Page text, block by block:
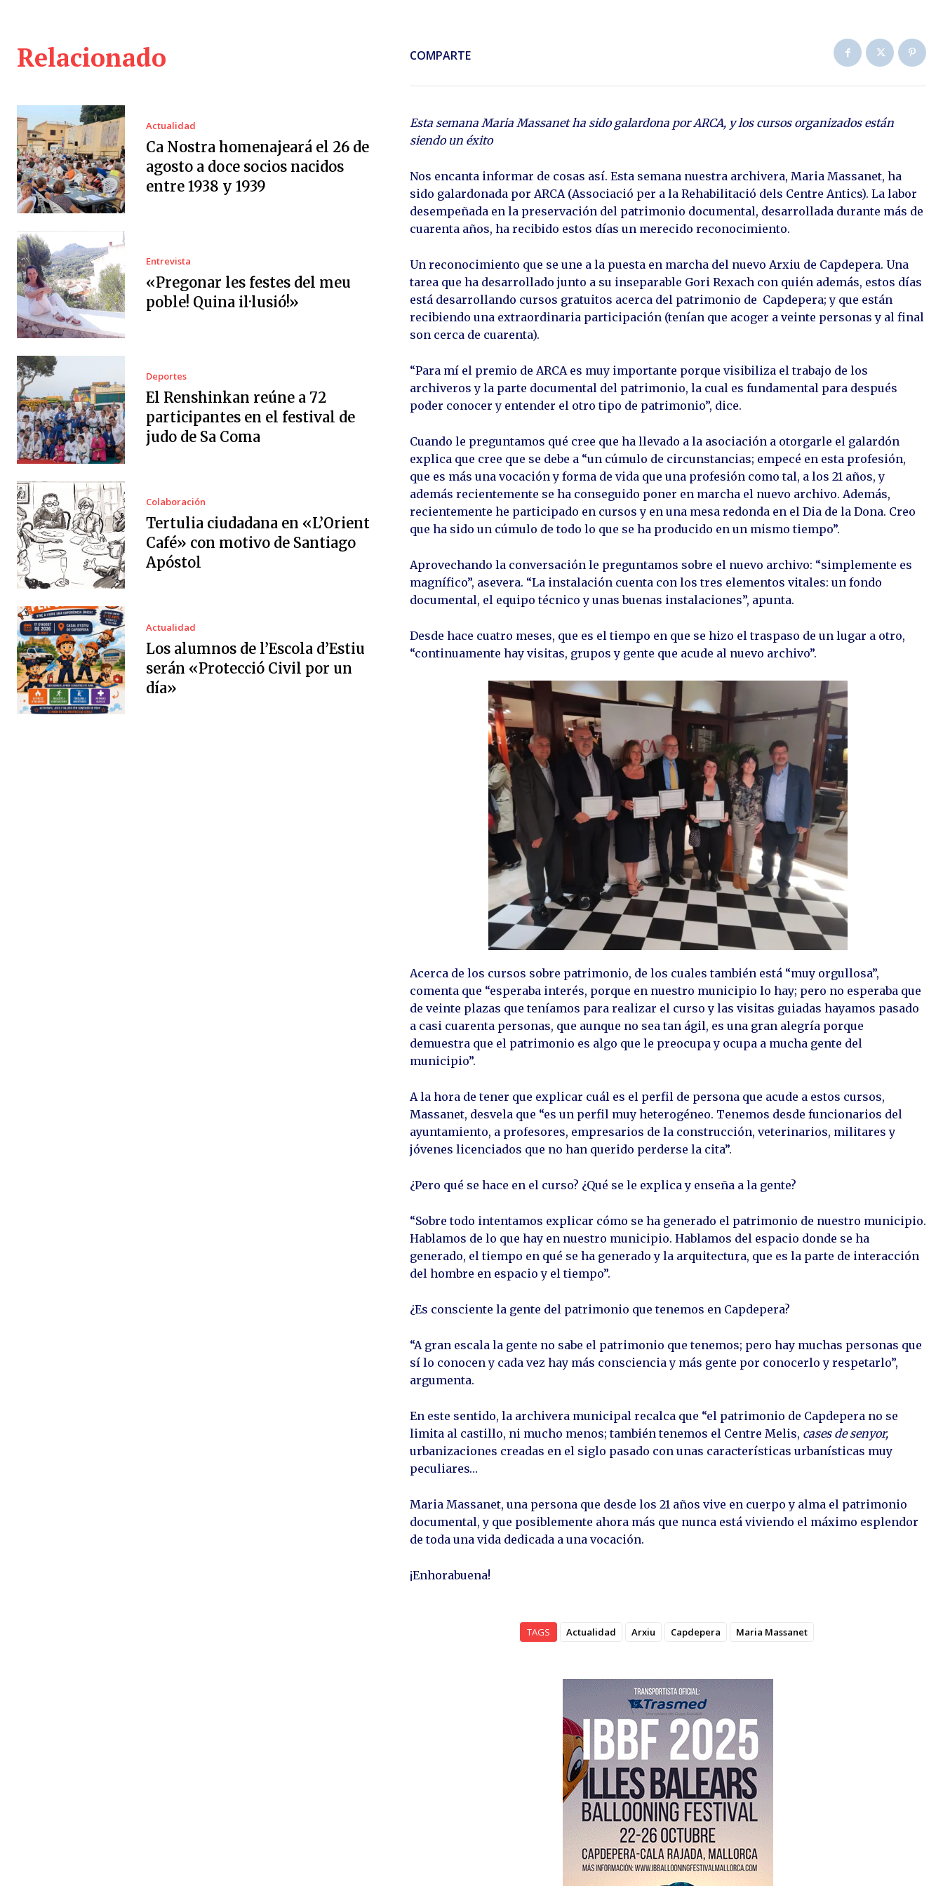
Relacionado
Actualidad
Ca Nostra homenajeará el 26 de
agosto a doce socios nacidos
entre 1938 y 1939
Entrevista
«Pregonar les festes del meu
poble! Quina il·lusió!»
Deportes
El Renshinkan reúne a 72
participantes en el festival de
judo de Sa Coma
Colaboración
Tertulia ciudadana en «L’Orient
Café» con motivo de Santiago
Apóstol
Actualidad
Los alumnos de l’Escola d’Estiu
serán «Protecció Civil por un
día»
COMPARTE
Esta semana Maria Massanet ha sido galardona por ARCA, y los cursos organizados están
siendo un éxito
Nos encanta informar de cosas así. Esta semana nuestra archivera, Maria Massanet, ha
sido galardonada por ARCA (Associació per a la Rehabilitació dels Centre Antics). La labor
desempeñada en la preservación del patrimonio documental, desarrollada durante más de
cuarenta años, ha recibido estos días un merecido reconocimiento.
Un reconocimiento que se une a la puesta en marcha del nuevo Arxiu de Capdepera. Una
tarea que ha desarrollado junto a su inseparable Gori Rexach con quién además, estos días
está desarrollando cursos gratuitos acerca del patrimonio de Capdepera; y que están
recibiendo una extraordinaria participación (tenían que acoger a veinte personas y al final
son cerca de cuarenta).
“Para mí el premio de ARCA es muy importante porque visibiliza el trabajo de los
archiveros y la parte documental del patrimonio, la cual es fundamental para después
poder conocer y entender el otro tipo de patrimonio”, dice.
Cuando le preguntamos qué cree que ha llevado a la asociación a otorgarle el galardón
explica que cree que se debe a “un cúmulo de circunstancias; empecé en esta profesión,
que es más una vocación y forma de vida que una profesión como tal, a los 21 años, y
además recientemente se ha conseguido poner en marcha el nuevo archivo. Además,
recientemente he participado en cursos y en una mesa redonda en el Dia de la Dona. Creo
que ha sido un cúmulo de todo lo que se ha producido en un mismo tiempo”.
Aprovechando la conversación le preguntamos sobre el nuevo archivo: “simplemente es
magnífico”, asevera. “La instalación cuenta con los tres elementos vitales: un fondo
documental, el equipo técnico y unas buenas instalaciones”, apunta.
Desde hace cuatro meses, que es el tiempo en que se hizo el traspaso de un lugar a otro,
“continuamente hay visitas, grupos y gente que acude al nuevo archivo”.
Acerca de los cursos sobre patrimonio, de los cuales también está “muy orgullosa”,
comenta que “esperaba interés, porque en nuestro municipio lo hay; pero no esperaba que
de veinte plazas que teníamos para realizar el curso y las visitas guiadas hayamos pasado
a casi cuarenta personas, que aunque no sea tan ágil, es una gran alegría porque
demuestra que el patrimonio es algo que le preocupa y ocupa a mucha gente del
municipio”.
A la hora de tener que explicar cuál es el perfil de persona que acude a estos cursos,
Massanet, desvela que “es un perfil muy heterogéneo. Tenemos desde funcionarios del
ayuntamiento, a profesores, empresarios de la construcción, veterinarios, militares y
jóvenes licenciados que no han querido perderse la cita”.
¿Pero qué se hace en el curso? ¿Qué se le explica y enseña a la gente?
“Sobre todo intentamos explicar cómo se ha generado el patrimonio de nuestro municipio.
Hablamos de lo que hay en nuestro municipio. Hablamos del espacio donde se ha
generado, el tiempo en qué se ha generado y la arquitectura, que es la parte de interacción
del hombre en espacio y el tiempo”.
¿Es consciente la gente del patrimonio que tenemos en Capdepera?
“A gran escala la gente no sabe el patrimonio que tenemos; pero hay muchas personas que
sí lo conocen y cada vez hay más consciencia y más gente por conocerlo y respetarlo”,
argumenta.
En este sentido, la archivera municipal recalca que “el patrimonio de Capdepera no se
limita al castillo, ni mucho menos; también tenemos el Centre Melis, cases de senyor,
urbanizaciones creadas en el siglo pasado con unas características urbanísticas muy
peculiares…
Maria Massanet, una persona que desde los 21 años vive en cuerpo y alma el patrimonio
documental, y que posiblemente ahora más que nunca está viviendo el máximo esplendor
de toda una vida dedicada a una vocación.
¡Enhorabuena!
TAGS Actualidad Arxiu Capdepera Maria Massanet